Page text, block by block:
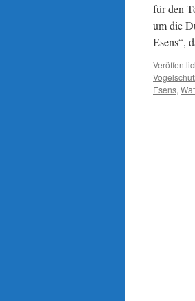
für den
um die
Esens“,
Esens,